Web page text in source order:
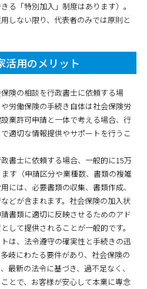
る「特別加入」制度はあります）。
しない限り、代表者のみでは原則と
活用のメリット
険の相談を行政書士に依頼する場
労働保険の手続き自体は社会保険労
業許可申請と一体で考える場合、行
適切な情報提供やサポートを行うこ
書士に依頼する場合、一般的に15万
す（申請区分や業種数、書類の複雑
には、必要書類の収集、書類作成、
どが含まれます。社会保険の加入状
書類に適切に反映させるためのアド
して提供されることが一般的です。
は、法令遵守の確実性と手続きの迅
岐にわたる要件があり、社会保険の
最新の法令に基づき、過不足なく、
とで、お客様が安心して本業に専念